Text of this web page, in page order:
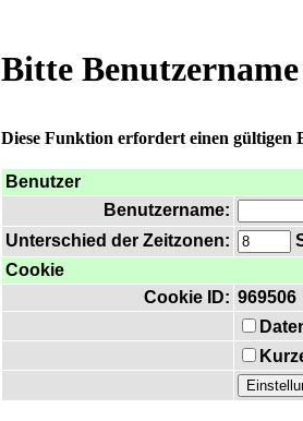
Bitte
Diese Funktion erfordert einen gültigen
Benutzer
Benutzername:
Unterschied der Zeitzonen:
Cookie
Cookie ID: 969506